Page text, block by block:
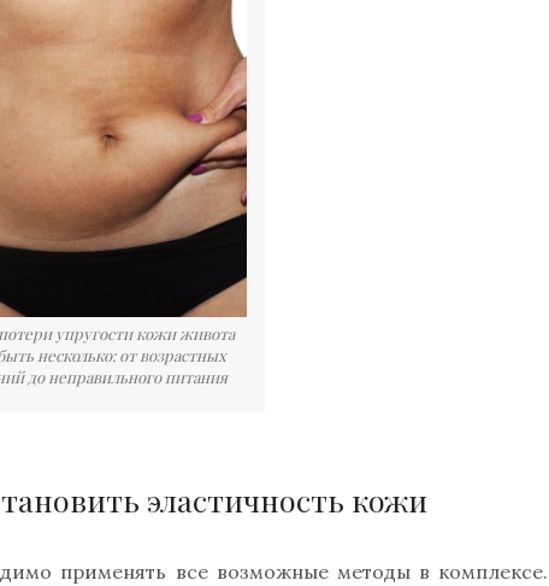
упругости кожи живота
несколько: от возрастных
до неправильного питания
эластичность кожи
применять все возможные методы в комплексе.